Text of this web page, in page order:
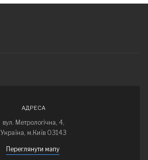
АДРЕСА
вул. Метрологічна, 4,
Україна, м.Київ 03143
Переглянути мапу